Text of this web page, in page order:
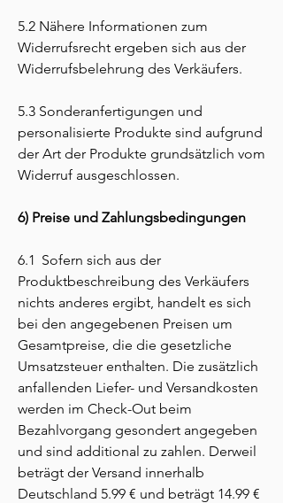
5.2 Nähere Informationen zum
Widerrufsrecht ergeben sich aus der
Widerrufsbelehrung des Verkäufers.
5.3 Sonderanfertigungen und
personalisierte Produkte sind aufgrund
der Art der Produkte grundsätzlich vom
Widerruf ausgeschlossen.
6) Preise und Zahlungsbedingungen
6.1 Sofern sich aus der
Produktbeschreibung des Verkäufers
nichts anderes ergibt, handelt es sich
bei den angegebenen Preisen um
Gesamtpreise, die die gesetzliche
Umsatzsteuer enthalten. Die zusätzlich
anfallenden Liefer- und Versandkosten
werden im Check-Out beim
Bezahlvorgang gesondert angegeben
und sind additional zu zahlen. Derweil
beträgt der Versand innerhalb
Deutschland 5.99 € und beträgt 14.99 €